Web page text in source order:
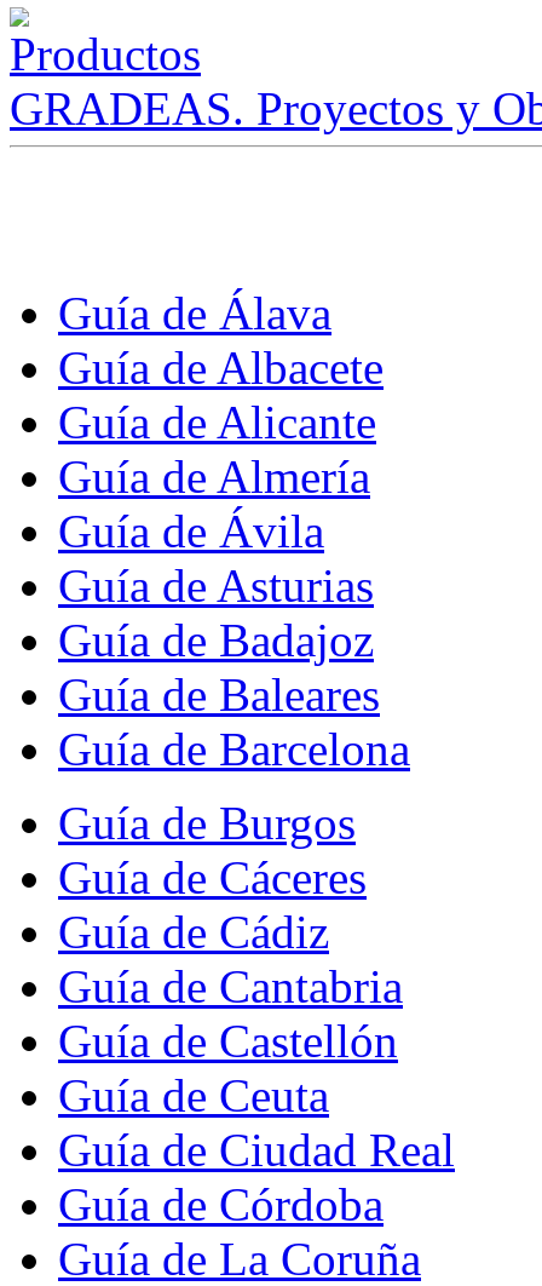
GRADEAS. Proyectos y
Guía de Álava
Guía de Albacete
Guía de Alicante
Guía de Almería
Guía de Ávila
Guía de Asturias
Guía de Badajoz
Guía de Baleares
Guía de Barcelona
Guía de Burgos
Guía de Cáceres
Guía de Cádiz
Guía de Cantabria
Guía de Castellón
Guía de Ceuta
Guía de Ciudad Real
Guía de Córdoba
Guía de La Coruña